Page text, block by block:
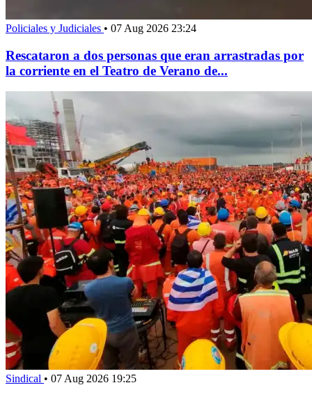
Policiales y Judiciales • 07 Aug 2026 23:24
Rescataron a dos personas que eran arrastradas por
la corriente en el Teatro de Verano de...
Sindical • 07 Aug 2026 19:25